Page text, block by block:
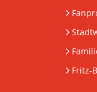
Fritz-